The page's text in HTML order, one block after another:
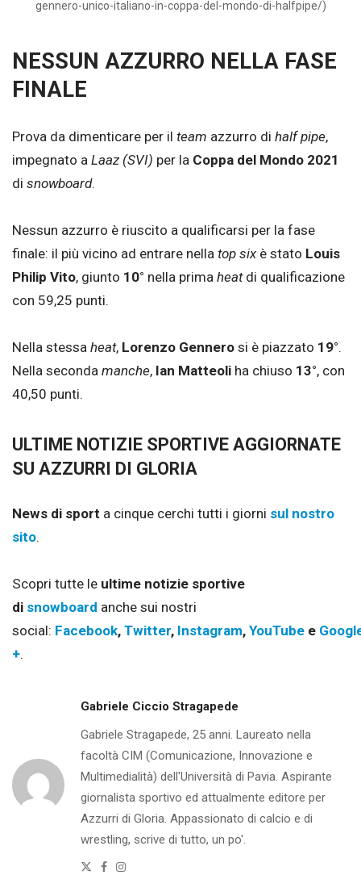
gennero-unico-italiano-in-coppa-del-mondo-di-halfpipe/)
NESSUN AZZURRO NELLA FASE
FINALE
Prova da dimenticare per il team azzurro di half pipe,
impegnato a Laaz (SVI) per la Coppa del Mondo 2021
di snowboard.
Nessun azzurro è riuscito a qualificarsi per la fase
finale: il più vicino ad entrare nella top sixè stato Louis
Philip Vito, giunto 10° nella prima heat di qualificazione
con 59,25 punti.
Nella stessa heat, Lorenzo Gennero si è piazzato 19°.
Nella seconda manche, Ian Matteoli ha chiuso 13°, con
40,50 punti.
ULTIME NOTIZIE SPORTIVE AGGIORNATE
SU AZZURRI DI GLORIA
News di sport a cinque cerchi tutti i giorni sul nostro
sito.
Scopri tutte le ultime notizie sportive
di snowboard anche sui nostri
social: Facebook, Twitter, Instagram, YouTube e
+.
Gabriele Ciccio Stragapede
Gabriele Stragapede, 25 anni. Laureato nella
facoltà CIM (Comunicazione, Innovazione e
Multimedialità) dell'Università di Pavia. Aspirante
giornalista sportivo ed attualmente editore per
Azzurri di Gloria. Appassionato di calcio e di
wrestling, scrive di tutto, un po'.
Twitter
Facebook
Instagram